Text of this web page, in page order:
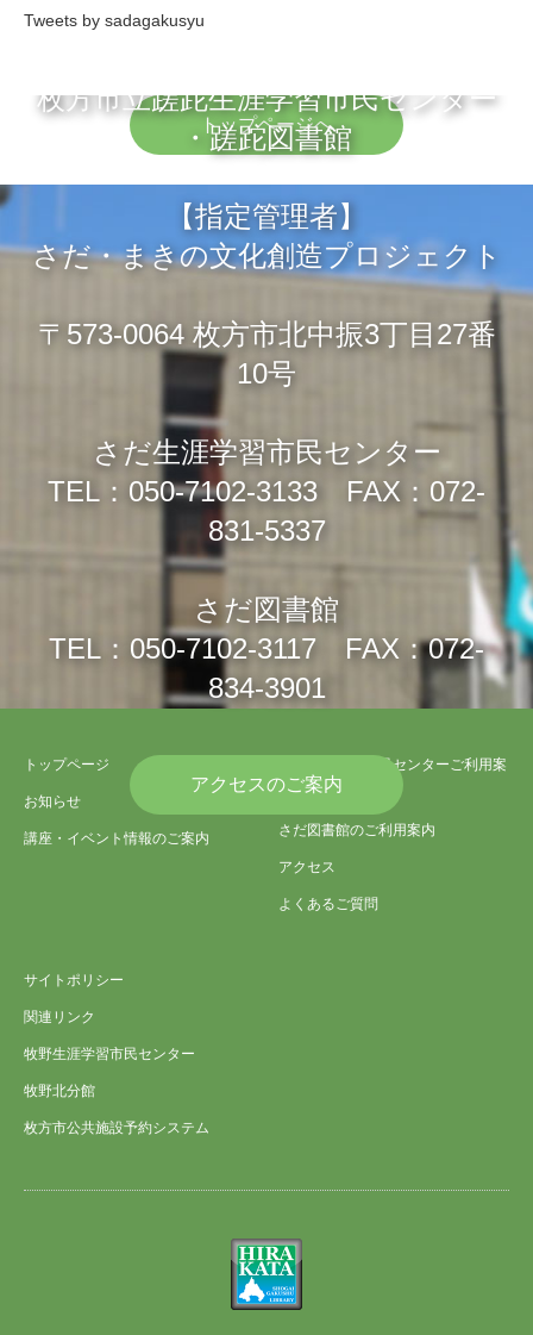
Tweets by sadagakusyu
トップページへ
枚方市立蹉跎生涯学習市民センター
・蹉跎図書館
【指定管理者】
さだ・まきの文化創造プロジェクト
〒573-0064 枚方市北中振3丁目27番
10号
さだ生涯学習市民センター
TEL：050-7102-3133 FAX：072-
831-5337
さだ図書館
TEL：050-7102-3117 FAX：072-
834-3901
アクセスのご案内
トップページ
お知らせ
講座・イベント情報のご案内
さだ生涯学習市民センターご利用案
内
さだ図書館のご利用案内
アクセス
よくあるご質問
サイトポリシー
関連リンク
牧野生涯学習市民センター
牧野北分館
枚方市公共施設予約システム